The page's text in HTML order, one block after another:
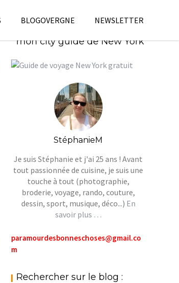
BLOGOVERGNE NEWSLETTER
mon city guide de New York
StéphanieM
Je suis Stéphanie et j'ai 25 ans ! Avant
tout passionnée de cuisine, je suis une
touche à tout (photographie,
broderie, voyage, rando, couture,
dessin, sport, musique, déco...) En
savoir plus …
paramourdesbonneschoses@gmail.co
m
Rechercher sur le blog :